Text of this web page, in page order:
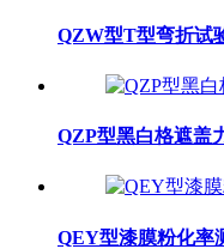
QZW型T型弯折试
QZP型黑白格遮盖
QEY型漆膜粉化率